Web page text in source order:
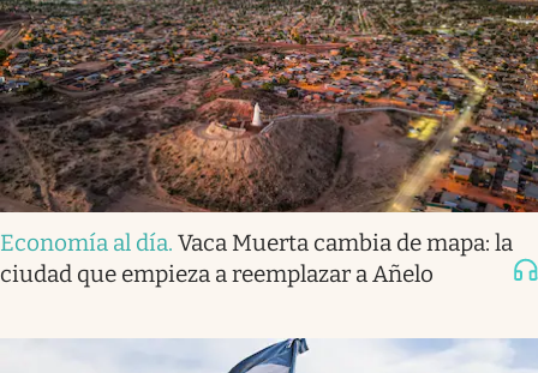
Economía al día. Vaca Muerta cambia de mapa: la
ciudad que empieza a reemplazar a Añelo